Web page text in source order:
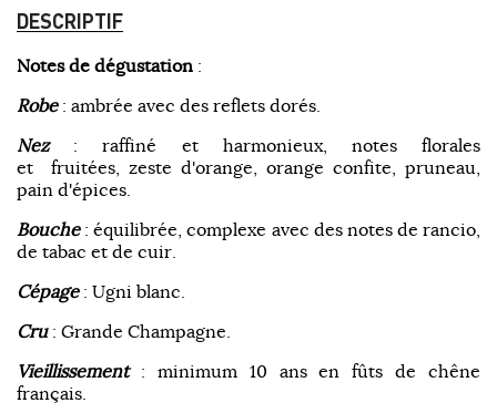
DESCRIPTIF
Notes de dégustation :
Robe: ambrée avec des reflets dorés.
Nez: raffiné et harmonieux, notes florales
et fruitées, zeste d'orange, orange confite, pruneau,
pain d'épices.
Bouche: équilibrée, complexe avec des notes de rancio,
de tabac et de cuir.
Cépage: Ugni blanc.
Cru: Grande Champagne.
Vieillissement: minimum 10 ans en fûts de chêne
français.